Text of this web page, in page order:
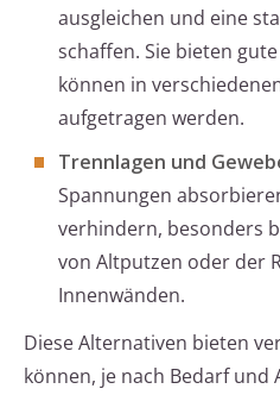
ausgleichen und eine
schaffen. Sie bieten
können in
aufgetragen werden.
Trennlagen und
Spannungen
verhindern, besonders
von Altputzen oder der
Innenwänden.
Diese Alternativen bieten
können, je nach Bedarf und